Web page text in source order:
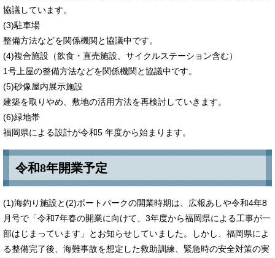
協議しています。
(3)駐車場
整備方法などを関係機関と協議中です。
(4)複合施設（飲食・直売施設、サイクルステーション含む）
1号上屋の整備方法などを関係機関と協議中です。
(5)砂像屋内展示施設
建築を取りやめ、敷地の活用方法を再検討していきます。
(6)緑地帯
福岡県による設計が令和5 年度から始まります。
令和8年開業予定
(1)海釣り施設と(2)ボートパークの開業時期は、広報あしや令和4年8
月号で「令和7年春の開業に向けて、3年度から福岡県による工事が一
部はじまっています」とお知らせしていました。しかし、福岡県によ
る整備完了後、海難事故を想定した救助訓練、緊急時の安全対策の実